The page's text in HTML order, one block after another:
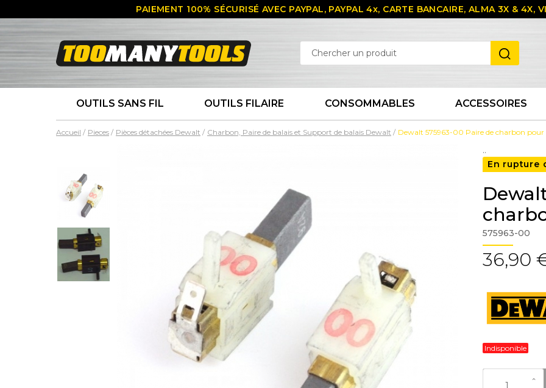
PAIEMENT 100% SÉCURISÉ AVEC PAYPAL, PAYPAL 4x, CARTE BANCAIRE, ALMA 3X & 4X,
OUTILS SANS FIL OUTILS FILAIRE CONSOMMABLES ACCESSOIRES
Accueil Pieces Pièces détachées Dewalt Charbon, Paire de balais et Support de balais Dewalt Dewalt 575963-00 Paire de charbon
..
En rupture
575963-00
36,90
Indisponible